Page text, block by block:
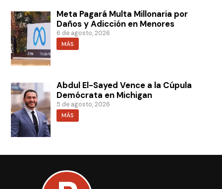
Meta Pagará Multa Millonaria por
Daños y Adicción en Menores
6 de agosto, 2026
MÁS
Abdul El-Sayed Vence a la Cúpula
Demócrata en Michigan
5 de agosto, 2026
MÁS